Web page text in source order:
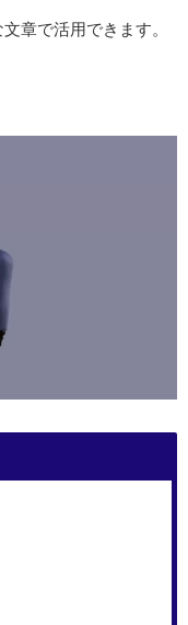
章で活用できます。